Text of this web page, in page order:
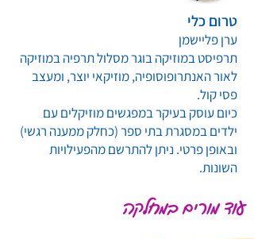
טרום כלי
ערן פליישמן
תרפיסט במוזיקה בוגר מסלול תרפיה במוזיקה
לאור האנתרופוסופיה, מוזיקאי יוצר, ומעצב
פסי קול.
כיום עוסק בעיקר במפגשים מוזיקלים עם
ילדים במסגרת בתי ספר (כחלק ממענה רגשי)
ובאופן פרטי. ניתן להתרשם מהפעילויות
השונות.
עוד מורים במחלקה